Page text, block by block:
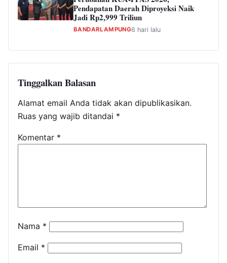
Pendapatan Daerah Diproyeksi Naik
Jadi Rp2,999 Triliun
BANDARLAMPUNG6 hari lalu
Tinggalkan Balasan
Alamat email Anda tidak akan dipublikasikan.
Ruas yang wajib ditandai *
Komentar *
Nama *
Email *